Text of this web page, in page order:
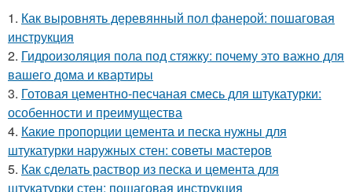
1. Как выровнять деревянный пол фанерой: пошаговая
инструкция
2. Гидроизоляция пола под стяжку: почему это важно для
вашего дома и квартиры
3. Готовая цементно-песчаная смесь для штукатурки:
особенности и преимущества
4. Какие пропорции цемента и песка нужны для
штукатурки наружных стен: советы мастеров
5. Как сделать раствор из песка и цемента для
штукатурки стен: пошаговая инструкция